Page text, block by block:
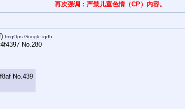
再次强调：严禁儿童色情（CP）内容。
) ImgOps Google iqdb
No. 280
No. 439